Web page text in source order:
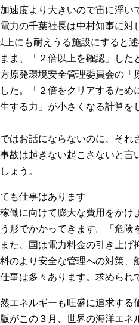
速度より大きいので宙に浮い
力の千葉社長は中村知事に
上にも耐えうる施設にすると
ま、「２倍以上を確認」した
原発環境安全管理委員会の「
た。「２倍をクリアするた
する力」が小さくなる計算
はお話にならないのに、そ
故は起きない起こさないと言
ょう。
も仕事はあります
働に向けて膨大な費用をか
形でかかってきます。「危
た、国は電力料金の引き上
のより安全な管理への対策
事は多々あります。求められ
エネルギーも旺盛に追求する
がこの３月、世界の海洋エ